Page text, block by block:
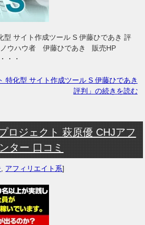
型 サイト作成ツール S 伊藤ひであき 評
ウハウ者 伊藤ひであき 販売HP
・・
特化型 サイト作成ツール S 伊藤ひであき
評判」の続きを読む
ロジェクト 萩原優 CHJアフ
ター 口コミ
アフィリエイト系]